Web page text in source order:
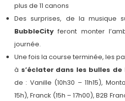
plus de 11 canons
Des surprises, de la musique
BubbleCityferont monter
journée.
Une fois la course terminée, les
à s’éclater dans les bulles
de : Vanille (10h30 – 11h15),
15h), Franck (15h – 17h00), B2B